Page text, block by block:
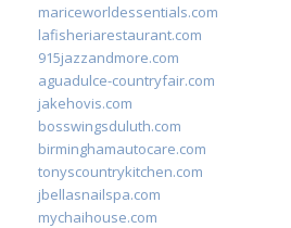
mariceworldessentials.com
lafisheriarestaurant.com
915jazzandmore.com
aguadulce-countryfair.com
jakehovis.com
bosswingsduluth.com
birminghamautocare.com
tonyscountrykitchen.com
jbellasnailspa.com
mychaihouse.com